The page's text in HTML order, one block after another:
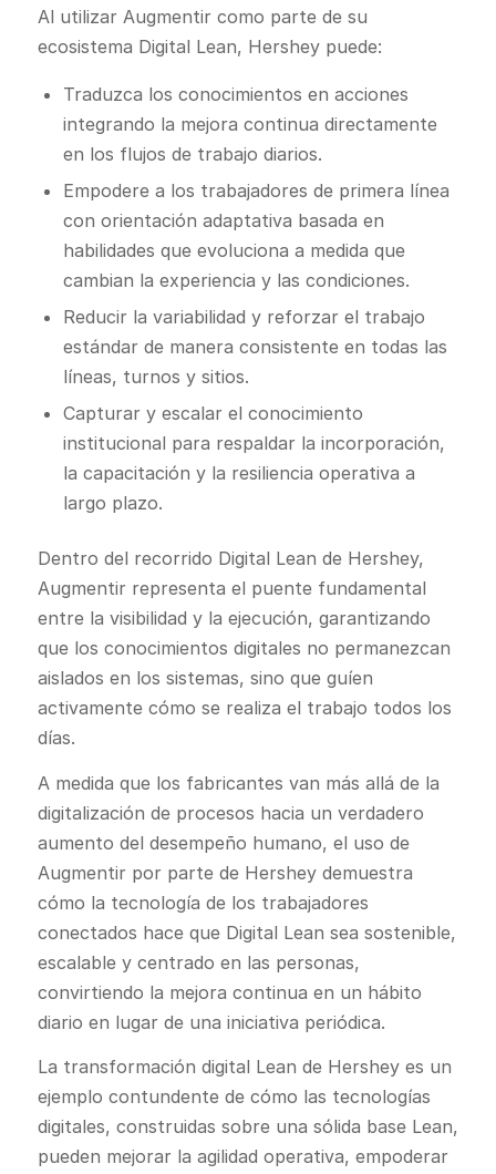
Al utilizar Augmentir como parte de su
ecosistema Digital Lean, Hershey puede:
Traduzca los conocimientos en acciones
integrando la mejora continua directamente
en los flujos de trabajo diarios.
Empodere a los trabajadores de primera línea
con orientación adaptativa basada en
habilidades que evoluciona a medida que
cambian la experiencia y las condiciones.
Reducir la variabilidad y reforzar el trabajo
estándar de manera consistente en todas las
líneas, turnos y sitios.
Capturar y escalar el conocimiento
institucional para respaldar la incorporación,
la capacitación y la resiliencia operativa a
largo plazo.
Dentro del recorrido Digital Lean de Hershey,
Augmentir representa el puente fundamental
entre la visibilidad y la ejecución, garantizando
que los conocimientos digitales no permanezcan
aislados en los sistemas, sino que guíen
activamente cómo se realiza el trabajo todos los
días.
A medida que los fabricantes van más allá de la
digitalización de procesos hacia un verdadero
aumento del desempeño humano, el uso de
Augmentir por parte de Hershey demuestra
cómo la tecnología de los trabajadores
conectados hace que Digital Lean sea sostenible,
escalable y centrado en las personas,
convirtiendo la mejora continua en un hábito
diario en lugar de una iniciativa periódica.
La transformación digital Lean de Hershey es un
ejemplo contundente de cómo las tecnologías
digitales, construidas sobre una sólida base Lean,
pueden mejorar la agilidad operativa, empoderar